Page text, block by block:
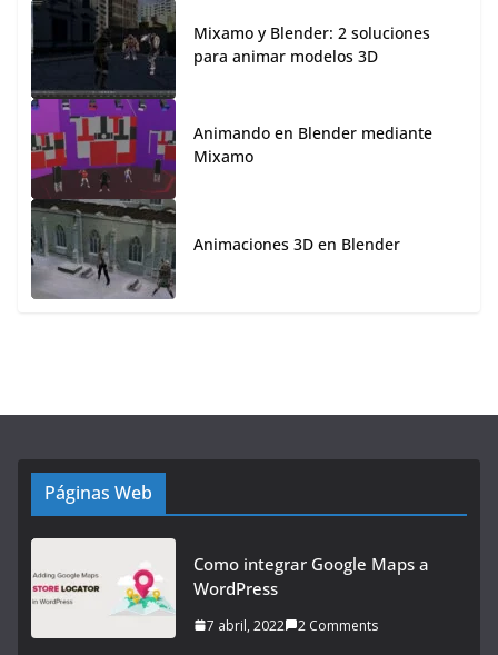
Mixamo y Blender: 2 soluciones
para animar modelos 3D
Animando en Blender mediante
Mixamo
Animaciones 3D en Blender
Páginas Web
Como integrar Google Maps a
WordPress
7 abril, 2022 2 Comments